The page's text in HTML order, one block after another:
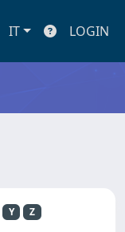
IT LOGIN
Y Z